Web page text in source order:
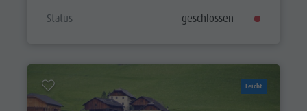
Status geschlossen
Leicht